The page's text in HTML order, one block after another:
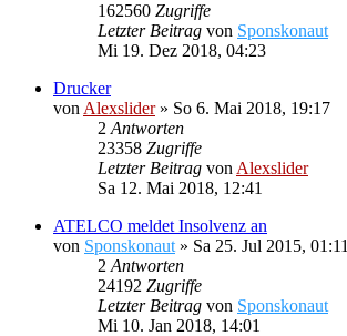
162560 Zugriffe
Letzter Beitrag von Sponskonaut
Mi 19. Dez 2018, 04:23
Drucker
von Alexslider» So 6. Mai 2018, 19:17
2 Antworten
23358 Zugriffe
Letzter Beitrag von Alexslider
Sa 12. Mai 2018, 12:41
ATELCO meldet Insolvenz an
von Sponskonaut » Sa 25. Jul 2015, 01:11
2 Antworten
24192 Zugriffe
Letzter Beitrag von Sponskonaut
Mi 10. Jan 2018, 14:01